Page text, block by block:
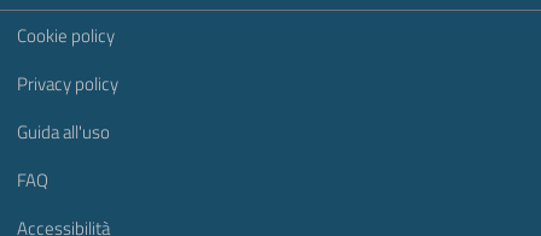
Sezione Link Utili
Cookie policy
Privacy policy
Guida all'uso
FAQ
Accessibilità